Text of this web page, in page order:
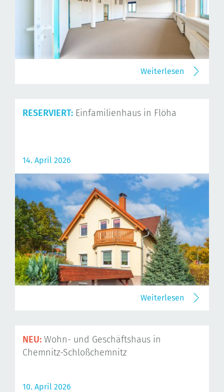
Weiterlesen
RESERVIERT: Einfamilienhaus in Flöha
14. April 2026
Weiterlesen
NEU: Wohn- und Geschäftshaus in
Chemnitz-Schloßchemnitz
10. April 2026